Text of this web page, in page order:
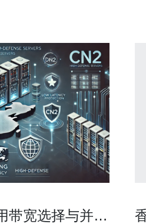
带宽选择与并发